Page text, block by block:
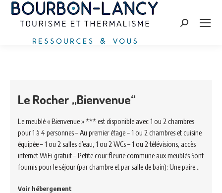
Search:
Le Rocher „Bienvenue“
Le meublé « Bienvenue » *** est disponible avec 1 ou 2 chambres
pour 1 à 4 personnes – Au premier étage – 1 ou 2 chambres et cuisine
équipée – 1 ou 2 salles d’eau, 1 ou 2 WCs – 1 ou 2 télévisions, accès
internet WiFi gratuit – Petite cour fleurie commune aux meublés Sont
fournis pour le séjour (par chambre et par salle de bain): Une paire…
Voir hébergement